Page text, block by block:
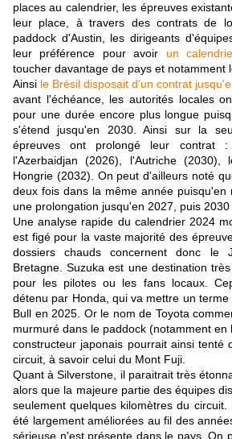
places au calendrier, les épreuves
leur place, à travers des contrats de
paddock d'Austin, les dirigeants
leur préférence pour avoir un
toucher davantage de pays et notamment
Ainsi le Brésil disposait d'un contrat
avant l'échéance, les autorités locales
pour une durée encore plus longue
s'étend jusqu'en 2030. Ainsi sur la
épreuves ont prolongé leur contrat :
l'Azerbaidjan (2026), l'Autriche
Hongrie (2032). On peut d'ailleurs noté
deux fois dans la même année
une prolongation jusqu'en 2027, puis 2030
Une analyse rapide du calendrier 2024
est figé pour la vaste majorité des
dossiers chauds concernent donc le
Bretagne. Suzuka est une destination
pour les pilotes ou les fans locaux.
détenu par Honda, qui va mettre un
Bull en 2025. Or le nom de Toyota
murmuré dans le paddock (notamment en
constructeur japonais pourrait ainsi tenté
circuit, à savoir celui du Mont Fuji.
Quant à Silverstone, il paraitrait très
alors que la majeure partie des équipes
seulement quelques kilomètres du
été largement améliorées au fil des
sérieuse n'est présente dans le pays. On